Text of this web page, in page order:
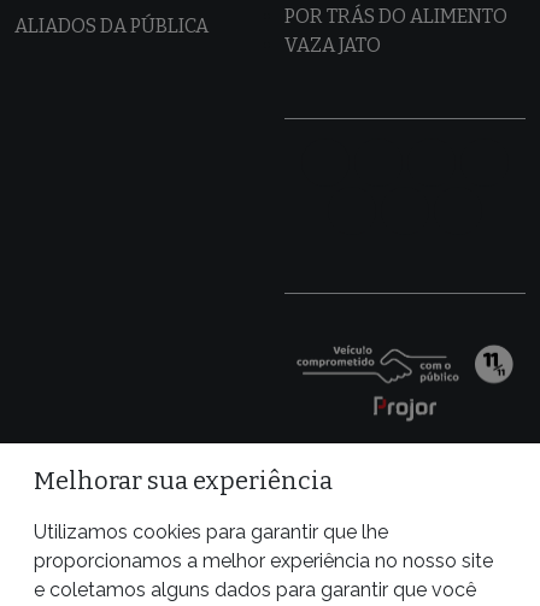
ALIADOS DA PÚBLICA
POR TRÁS DO ALIMENTO
VAZA JATO
Melhorar sua experiência
Utilizamos cookies para garantir que lhe
proporcionamos a melhor experiência no nosso site
e coletamos alguns dados para garantir que você